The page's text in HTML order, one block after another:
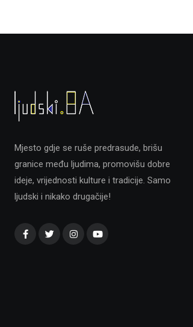
Mjesto gdje se ruše predrasude, brišu
granice među ljudima, promovišu dobre
ideje, vrijednosti kulture i tradicije. Samo
ljudski i nikako drugačije!